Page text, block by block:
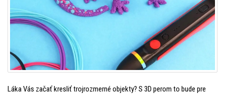
Láka Vás začať kresliť trojrozmerné objekty? S 3D perom to bude pre